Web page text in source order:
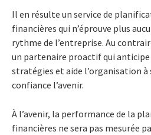
Il en résulte un service de
financières qui n’éprouve plus
rythme de l’entreprise. Au
un partenaire proactif qui
stratégies et aide l’organisation
confiance l’avenir.
À l’avenir, la performance de la
financières ne sera pas mesurée